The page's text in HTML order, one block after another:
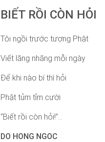
BIẾT RỒI CÒN HỎI
Tôi ngồi trước tượng Phật
Viết lăng nhăng mỗi ngày
Để khi nào bí thì hỏi
Phật tủm tỉm cười
“Biết rồi còn hỏi!”...
DO HONG NGOC